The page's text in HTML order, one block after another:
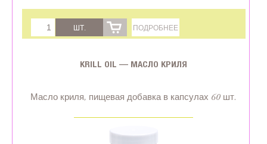
ШТ. ПОДРОБНЕЕ
KRILL OIL — МАСЛО КРИЛЯ
Масло криля, пищевая добавка в капсулах 60 шт.